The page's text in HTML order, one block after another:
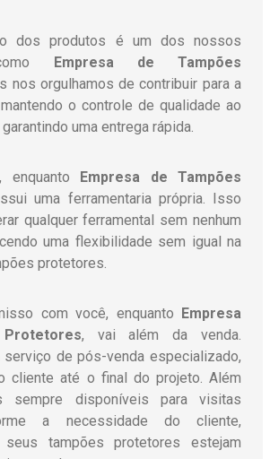
dos produtos é um dos nossos
Empresa de Tampões
nos orgulhamos de contribuir para a
o controle de qualidade ao
uma entrega rápida.
enquanto Empresa de Tampões
uma ferramentaria própria. Isso
qualquer ferramental sem nenhum
uma flexibilidade sem igual na
protetores.
com você, enquanto Empresa
, vai além da venda.
de pós-venda especializado,
cliente até o final do projeto. Além
sempre disponíveis para visitas
a necessidade do cliente,
seus tampões protetores estejam